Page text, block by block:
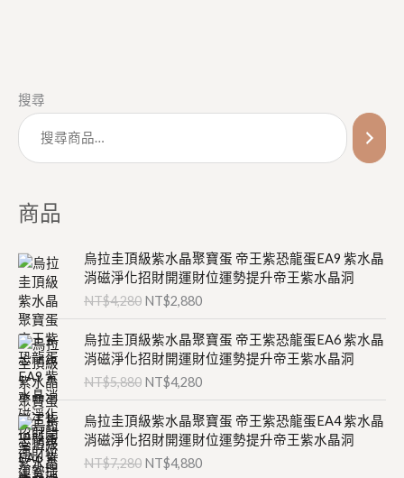
搜尋
商品
烏拉圭頂級紫水晶聚寶蛋 帝王紫恐龍蛋EA9 紫水晶
消磁淨化招財開運財位運勢提升帝王紫水晶洞
NT$4,280
原
始
價
格
N
T
$
4
,
2
8
NT$2,880
目
前
價
格
N
T
$
2
,
8
8
烏拉圭頂級紫水晶聚寶蛋 帝王紫恐龍蛋EA6 紫水晶
消磁淨化招財開運財位運勢提升帝王紫水晶洞
NT$5,880
原
始
價
格
N
T
$
NT$4,280
目
前
價
格
N
T
$
烏拉圭頂級紫水晶聚寶蛋 帝王紫恐龍蛋EA4 紫水晶
消磁淨化招財開運財位運勢提升帝王紫水晶洞
NT$7,280
原
始
價
格
NT$4,880
目
前
價
格